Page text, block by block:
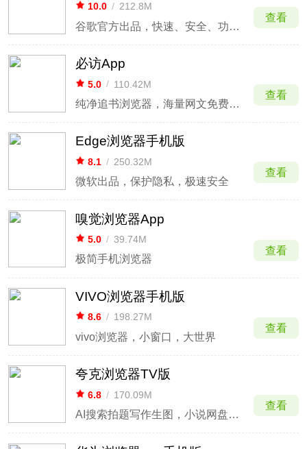
10.0 / 212.8M
谷歌官方出品，快速、安全、功能全面的安卓网页浏览器
查看
必访App
5.0 / 110.42M
纯净追书浏览器，海量网文免费畅读
查看
Edge浏览器手机版
8.1 / 250.32M
微软出品，保护隐私，极速安全
查看
嗅觉浏览器App
5.0 / 39.74M
极简手机浏览器
查看
VIVO浏览器手机版
8.6 / 198.27M
vivo浏览器，小窗口，大世界
查看
夸克浏览器TV版
6.8 / 170.09M
AI搜索拍题写作生图，小说网盘浏览器
查看